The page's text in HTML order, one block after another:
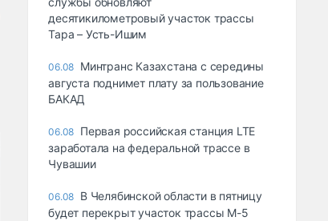
десятикилометровый участок трассы
Тара – Усть-Ишим
06.08 Минтранс Казахстана с середины
августа поднимет плату за пользование
БАКАД
06.08 Первая российская станция LTE
заработала на федеральной трассе в
Чувашии
06.08 В Челябинской области в пятницу
будет перекрыт участок трассы М-5